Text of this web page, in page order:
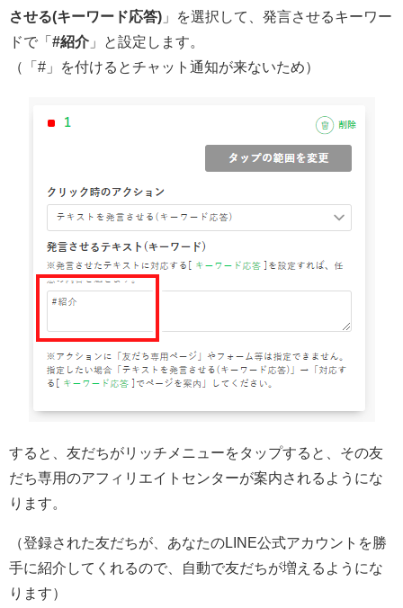
させる(キーワード応答) 」を選択して、発言させるキーワー
ドで「 #紹介 」と設定します。
（「#」を付けるとチャット通知が来ないため）
すると、友だちがリッチメニューをタップすると、その友
だち専用のアフィリエイトセンターが案内されるようにな
ります。
（登録された友だちが、あなたのLINE公式アカウントを勝
手に紹介してくれるので、自動で友だちが増えるようにな
ります）